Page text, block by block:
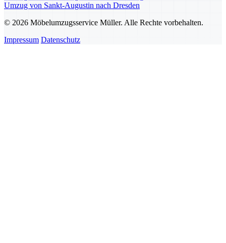
Umzug von Sankt-Augustin nach Dresden
© 2026 Möbelumzugsservice Müller. Alle Rechte vorbehalten.
Impressum Datenschutz